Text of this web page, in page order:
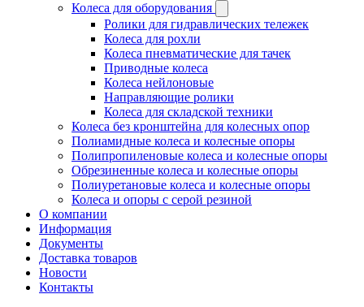
Колеса для оборудования
Ролики для гидравлических тележек
Колеса для рохли
Колеса пневматические для тачек
Приводные колеса
Колеса нейлоновые
Направляющие ролики
Колеса для складской техники
Колеса без кронштейна для колесных опор
Полиамидные колеса и колесные опоры
Полипропиленовые колеса и колесные опоры
Обрезиненные колеса и колесные опоры
Полиуретановые колеса и колесные опоры
Колеса и опоры с серой резиной
О компании
Информация
Документы
Доставка товаров
Новости
Контакты